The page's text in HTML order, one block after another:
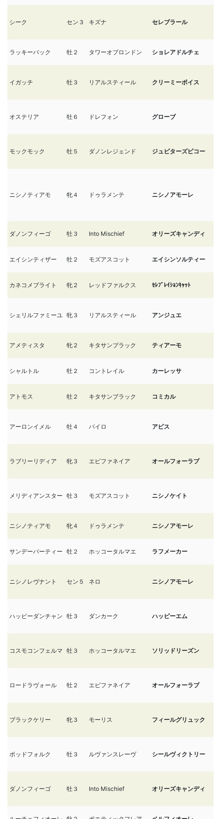
シーク セン３ キズナ セレブラール
ラッキーバック 牡２ タワーオブロンドン ショレアドルチェ
イガッチ 牡３ リアルスティール クリーミーボイス
オステリア 牡６ ドレフォン グローブ
モックモック 牡５ ダノンレジェンド ジュピターズビコー
ニシノティアモ 牝４ ドゥラメンテ ニシノアモーレ
ダノンフィーゴ 牡３ Into Mischief オリーズキャンディ
エイシンティザー 牡２ モズアスコット エイシンソルティー
カネコメブライト 牝２ レッドファルクス ｾﾚﾌﾞﾚｲｼｮﾝｷｬｯﾄ
シェリルファミーユ 牝３ リアルスティール アンジュエ
アメティスタ 牝２ キタサンブラック ティアーモ
シャルトル 牡２ コントレイル カーレッサ
アトモス 牡２ キタサンブラック コミカル
アーロンイメル 牡４ パイロ アビス
ラブリーリディア 牝３ エピファネイア オールフォーラブ
メリディアンスター 牡３ モズアスコット ニシノケイト
ニシノティアモ 牝４ ドゥラメンテ ニシノアモーレ
サンデーパーティー 牡２ ホッコータルマエ ラフメーカー
ニシノレヴナント セン５ ネロ ニシノアモーレ
ハッピーダンチャン 牡３ ダンカーク ハッピーエム
コスモコンフェルマ 牡３ ホッコータルマエ ソリッドリーズン
ロードラヴォール 牡２ エピファネイア オールフォーラブ
ブラックケリー 牝３ モーリス フィールグリュック
ポッドフォルク 牡３ ルヴァンスレーヴ シールヴィクトリー
ダノンフィーゴ 牡３ Into Mischief オリーズキャンディ